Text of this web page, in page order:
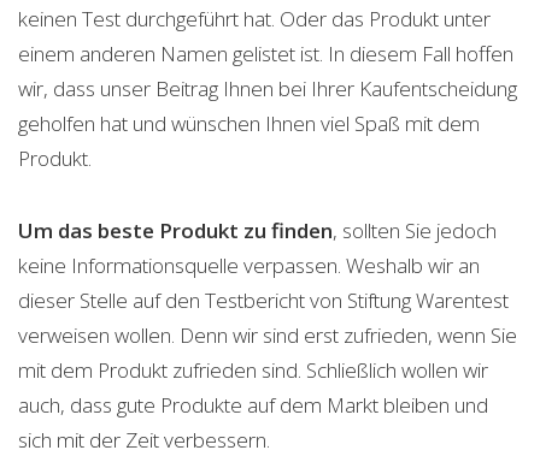
keinen Test durchgeführt hat. Oder das Produkt unter
einem anderen Namen gelistet ist. In diesem Fall hoffen
wir, dass unser Beitrag Ihnen bei Ihrer Kaufentscheidung
geholfen hat und wünschen Ihnen viel Spaß mit dem
Produkt.
Um das beste Produkt zu finden, sollten Sie jedoch
keine Informationsquelle verpassen. Weshalb wir an
dieser Stelle auf den Testbericht von Stiftung Warentest
verweisen wollen. Denn wir sind erst zufrieden, wenn Sie
mit dem Produkt zufrieden sind. Schließlich wollen wir
auch, dass gute Produkte auf dem Markt bleiben und
sich mit der Zeit verbessern.